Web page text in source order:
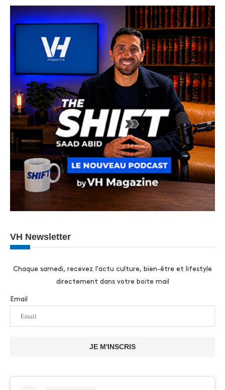
VH Newsletter
Chaque samedi, recevez l'actu culture, bien-être et lifestyle
directement dans votre boite mail
Email
JE M'INSCRIS